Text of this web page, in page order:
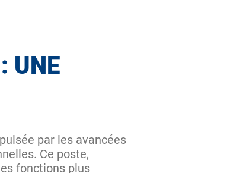
UNE
par les avancées
Ce poste,
fonctions plus